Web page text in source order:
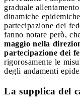
graduale
dinamiche
partecipazione dei
fanno notare però,
maggio nella
partecipazione dei
rigorosamente le
degli andamenti
La supplica del